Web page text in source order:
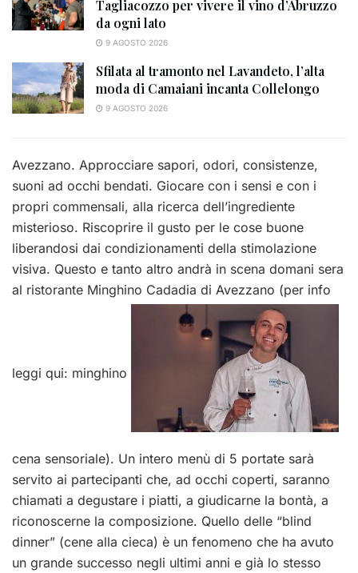
Tagliacozzo per vivere il vino d’Abruzzo
da ogni lato
9 AGOSTO 2026
Sfilata al tramonto nel Lavandeto, l’alta
moda di Camaiani incanta Collelongo
9 AGOSTO 2026
Avezzano. Approcciare sapori, odori, consistenze,
suoni ad occhi bendati. Giocare con i sensi e con i
propri commensali, alla ricerca dell’ingrediente
misterioso. Riscoprire il gusto per le cose buone
liberandosi dai condizionamenti della stimolazione
visiva. Questo e tanto altro andrà in scena domani sera
al ristorante Minghino Cadadia di Avezzano (per info
leggi qui: minghino
cena sensoriale). Un intero menù di 5 portate sarà
servito ai partecipanti che, ad occhi coperti, saranno
chiamati a degustare i piatti, a giudicarne la bontà, a
riconoscerne la composizione. Quello delle “blind
dinner” (cene alla cieca) è un fenomeno che ha avuto
un grande successo negli ultimi anni e già lo stesso